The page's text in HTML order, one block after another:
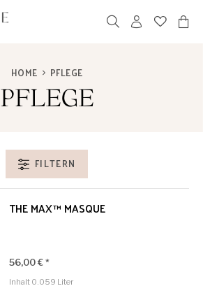
HOME PFLEGE
PFLEGE
FILTERN
THE MAX™ MASQUE
56,00 € *
Inhalt 0.059 Liter